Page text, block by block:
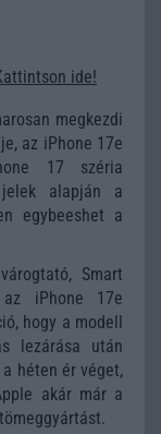
ide!
megkezdi
az iPhone 17e
17 széria
alapján a
egybeeshet a
Smart
iPhone 17e
hogy a modell
lezárása után
héten ér véget,
akár már a